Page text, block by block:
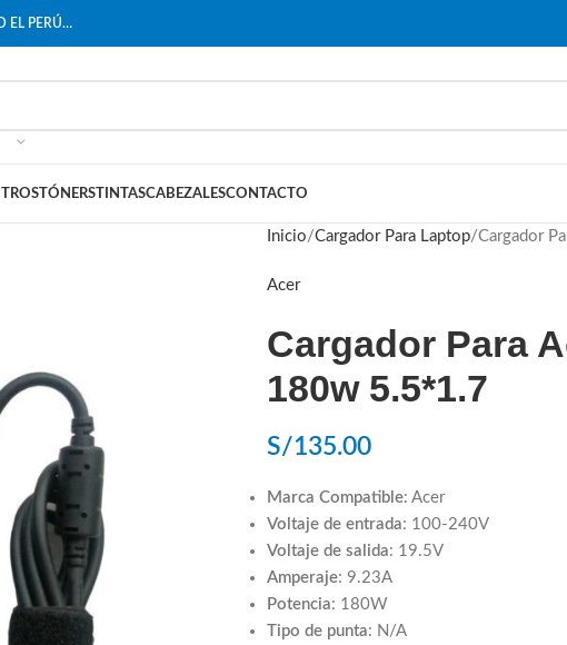
EL PERÚ…
TÓNERSTINTASCABEZALESCONTACTO
Inicio Cargador Para Laptop Cargador
Acer
Cargador Para
180w 5.5*1.7
S/135.00
Marca Compatible: Acer
Voltaje de entrada: 100-240V
Voltaje de salida: 19.5V
Amperaje: 9.23A
Potencia: 180W
Tipo de punta: N/A